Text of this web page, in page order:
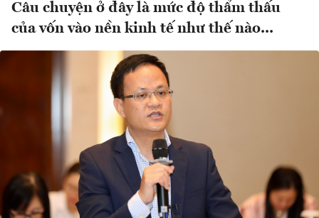
Câu chuyện ở đây là mức độ thẩm thấu
của vốn vào nền kinh tế như thế nào...